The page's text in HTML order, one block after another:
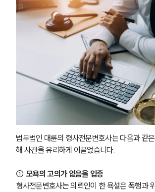
법무법인 대륜의 형사전문변호사는 다음과 같
해 사건을 유리하게 이끌었습니다.
① 모욕의 고의가 없음을 입증
형사전문변호사는 의뢰인이 한 욕설은 폭행과